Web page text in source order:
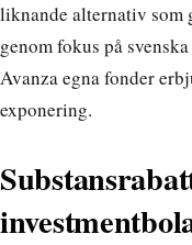
liknande alternativ som
genom fokus på
Avanza egna fonder
exponering.